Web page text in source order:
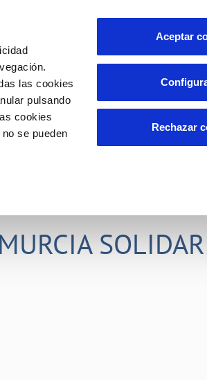
las cookies
pulsando
cookies
se pueden
Aceptar
Rechazar
INCIDENCIAS
Comunica anomalías o
PORTAL DE TRANSPARENCIA
Área de